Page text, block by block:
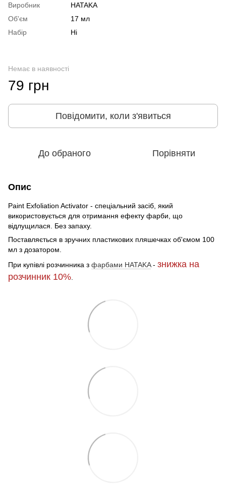
Виробник
HATAKA
Об'єм
17 мл
Набір
Ні
Немає в наявності
79 грн
Повідомити, коли з'явиться
До обраного Порівняти
Опис
Paint Exfoliation Activator - спеціальний засіб, який
використовується для отримання ефекту фарби, що
відлущилася. Без запаху.
Поставляється в зручних пластикових пляшечках об'ємом 100
мл з дозатором.
При купівлі розчинника з фарбами HATAKA- знижка на
розчинник 10%